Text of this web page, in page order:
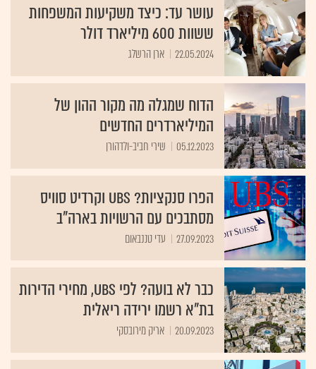
עושר עד: כיצד משקיעות המשפחות
ששוות 600 מיליארד דולר
22.05.2024 ארן הרשלג
הדוח שמגלה מה מקור ההון של
המיליארדרים החדשים
05.12.2023 שירי חביב-ולדהורן
הפרו סנקציות? UBS וקרדיט סוויס
מסתבכים עם הרשויות בארה"ב
27.09.2023 עדי טננבאום
כבר לא בועה? לפי UBS, מחירי הדירות
בת"א רשמו ירידה ריאלית
20.09.2023 אריק מירובסקי